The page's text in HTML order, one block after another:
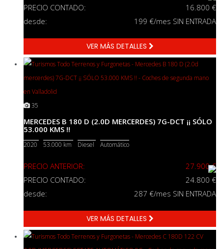
PRECIO CONTADO:
16.800 €
desde:
199 €/mes SIN ENTRADA
VER MÁS DETALLES
35
MERCEDES B 180 D (2.0D MERCERDES) 7G-DCT ¡¡ SÓLO
53.000 KMS !!
2020 53.000 km Diesel Automático
PRECIO ANTERIOR:
27.900 €
PRECIO CONTADO:
24.800 €
desde:
287 €/mes SIN ENTRADA
VER MÁS DETALLES